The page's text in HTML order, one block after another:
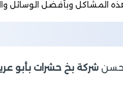
المشاكل وبأفضل الوسائل
شركة بخ حشرات بأبو